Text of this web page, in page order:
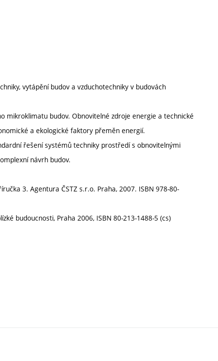
vytápění budov a vzduchotechniky v budovách
budov. Obnovitelné zdroje energie a technické
a ekologické faktory přeměn energií.
řešení systémů techniky prostředí s obnovitelnými
návrh budov.
3. Agentura ČSTZ s.r.o. Praha, 2007. ISBN 978-80-
budoucnosti, Praha 2006, ISBN 80-213-1488-5 (cs)